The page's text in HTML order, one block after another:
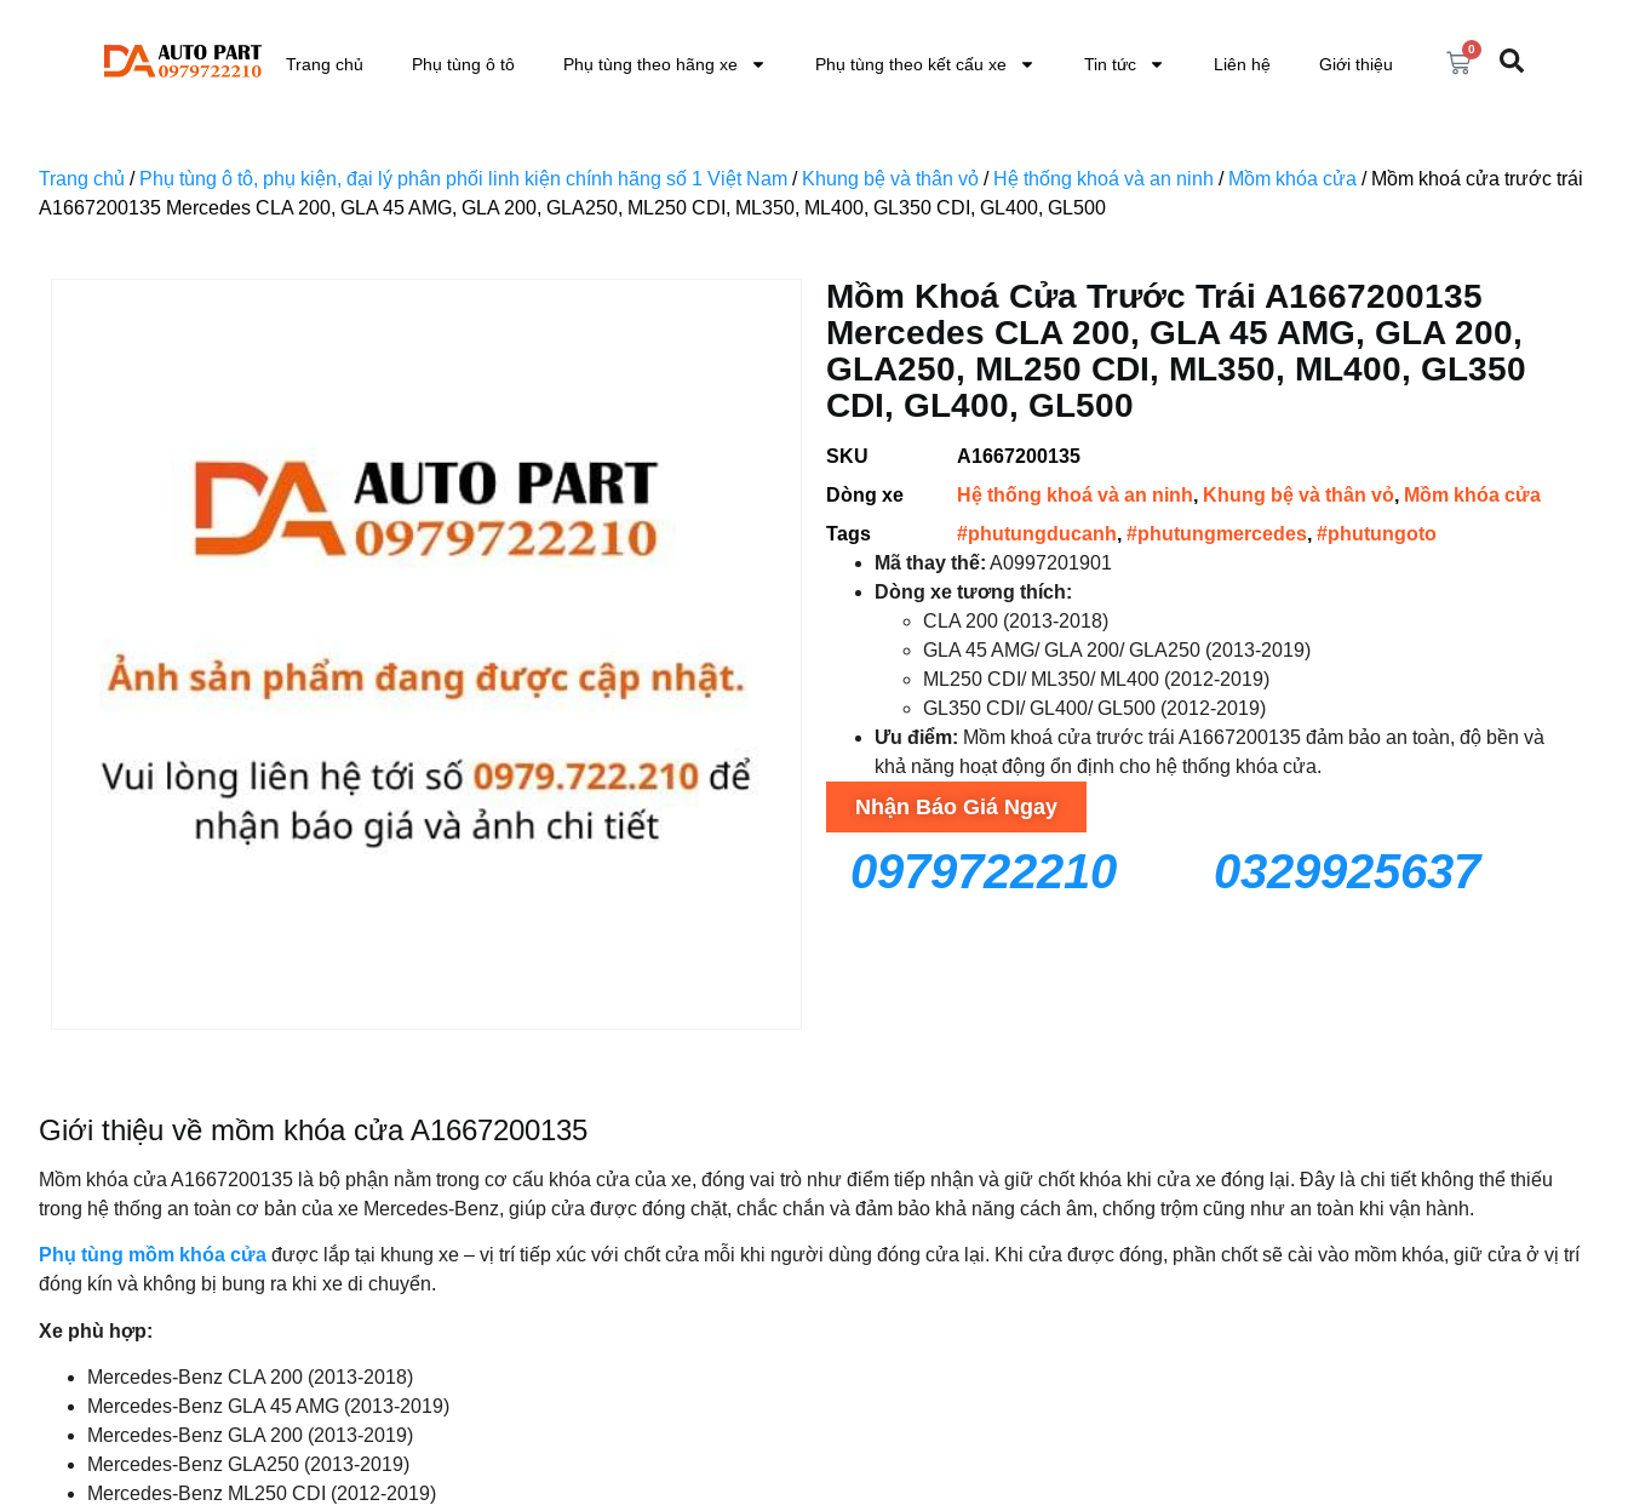
Trang chủ Phụ tùng ô tô Phụ tùng theo hãng xe Phụ tùng theo kết cấu xe Tin tức Liên hệ Giới thiệu
0
Trang chủ / Phụ tùng ô tô, phụ kiện, đại lý phân phối linh kiện chính hãng số 1 Việt Nam / Khung bệ và thân vỏ / Hệ thống khoá và an ninh / Mồm khóa cửa / Mồm khoá cửa trước trái
A1667200135 Mercedes CLA 200, GLA 45 AMG, GLA 200, GLA250, ML250 CDI, ML350, ML400, GL350 CDI, GL400, GL500
Mồm Khoá Cửa Trước Trái A1667200135
Mercedes CLA 200, GLA 45 AMG, GLA 200,
GLA250, ML250 CDI, ML350, ML400, GL350
CDI, GL400, GL500
SKU
A1667200135
Dòng xe
Hệ thống khoá và an ninh, Khung bệ và thân vỏ, Mồm khóa cửa
Tags
#phutungducanh, #phutungmercedes, #phutungoto
Mã thay thế: A0997201901
Dòng xe tương thích:
CLA 200 (2013-2018)
GLA 45 AMG/ GLA 200/ GLA250 (2013-2019)
ML250 CDI/ ML350/ ML400 (2012-2019)
GL350 CDI/ GL400/ GL500 (2012-2019)
Ưu điểm: Mồm khoá cửa trước trái A1667200135 đảm bảo an toàn, độ bền và
khả năng hoạt động ổn định cho hệ thống khóa cửa.
Nhận Báo Giá Ngay
0979722210 0329925637
Giới thiệu về mồm khóa cửa A1667200135
Mồm khóa cửa A1667200135 là bộ phận nằm trong cơ cấu khóa cửa của xe, đóng vai trò như điểm tiếp nhận và giữ chốt khóa khi cửa xe đóng lại. Đây là chi tiết không thể thiếu
trong hệ thống an toàn cơ bản của xe Mercedes-Benz, giúp cửa được đóng chặt, chắc chắn và đảm bảo khả năng cách âm, chống trộm cũng như an toàn khi vận hành.
Phụ tùng mồm khóa cửa được lắp tại khung xe – vị trí tiếp xúc với chốt cửa mỗi khi người dùng đóng cửa lại. Khi cửa được đóng, phần chốt sẽ cài vào mồm khóa, giữ cửa ở vị trí
đóng kín và không bị bung ra khi xe di chuyển.
Xe phù hợp:
Mercedes-Benz CLA 200 (2013-2018)
Mercedes-Benz GLA 45 AMG (2013-2019)
Mercedes-Benz GLA 200 (2013-2019)
Mercedes-Benz GLA250 (2013-2019)
Mercedes-Benz ML250 CDI (2012-2019)